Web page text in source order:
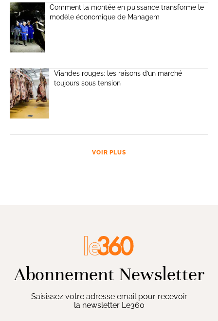
Comment la montée en puissance transforme le
modèle économique de Managem
Viandes rouges: les raisons d’un marché
toujours sous tension
VOIR PLUS
Abonnement Newsletter
Saisissez votre adresse email pour recevoir
la newsletter Le360